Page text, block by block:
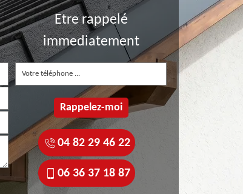
Etre rappelé
immediatement
04 82 29 46 22
06 36 37 18 87